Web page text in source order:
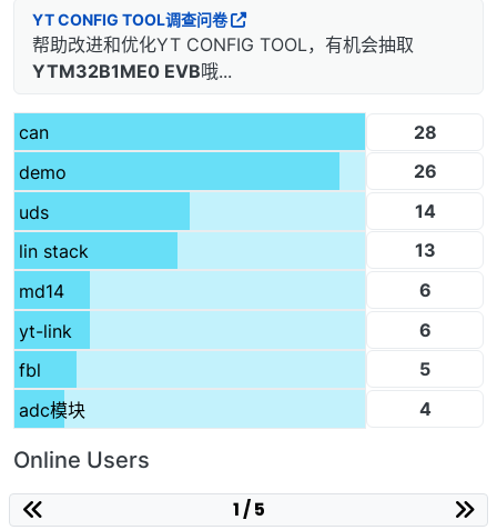
YT CONFIG TOOL调查问卷
帮助改进和优化YT CONFIG TOOL，有机会抽取
YTM32B1ME0 EVB哦...
can
28
demo
26
uds
14
lin stack
13
md14
6
yt-link
6
fbl
5
adc模块
4
Online Users
1 / 5